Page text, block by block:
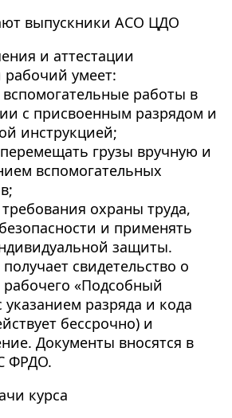
выпускники АСО ЦДО
и аттестации
умеет:
работы в
с присвоенным разрядом и
инструкцией;
грузы вручную и
вспомогательных
охраны труда,
и применять
защиты.
свидетельство о
«Подсобный
указанием разряда и кода
бессрочно) и
Документы вносятся в
ФРДО.
курса